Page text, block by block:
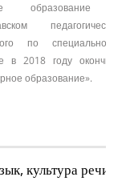
образование в
педагогическом
по специальности
в 2018 году окончила
образование».
культура речи,